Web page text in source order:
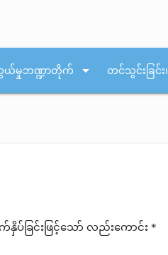
ယ်မှုဘဏ္ဍာတိုက် arrow_drop_down တင်သွင်းခြင်
ပ်ခြင်းဖြင့်သော် လည်းကောင်း *